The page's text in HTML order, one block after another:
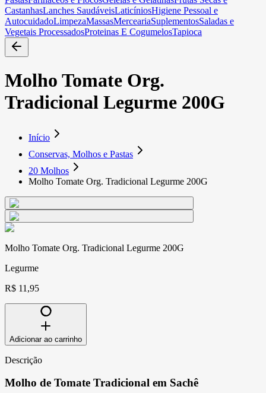
CastanhasLanches SaudáveisLaticíniosHigiene Pessoal e
AutocuidadoLimpezaMassasMerceariaSuplementosSaladas e
Vegetais ProcessadosProteinas E CogumelosTapioca
Molho Tomate Org.
Tradicional Legurme 200G
Início
Conservas, Molhos e Pastas
20 Molhos
Molho Tomate Org. Tradicional Legurme 200G
Molho Tomate Org. Tradicional Legurme 200G
Legurme
R$ 11,95
Adicionar ao carrinho
Descrição
Molho de Tomate Tradicional em Sachê